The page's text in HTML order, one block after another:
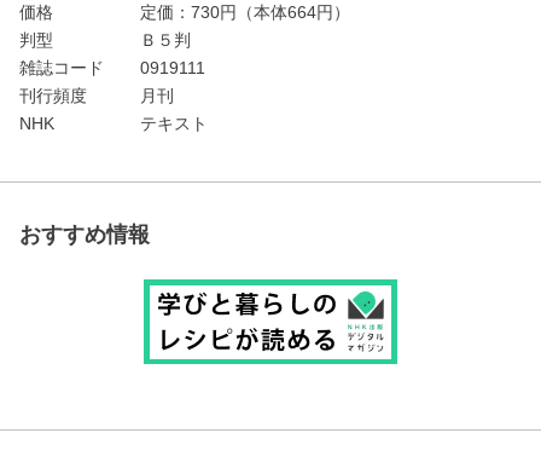
価格
定価： 730円（本体664円）
判型
Ｂ５判
雑誌コード
0919111
刊行頻度
月刊
NHK
テキスト
おすすめ情報